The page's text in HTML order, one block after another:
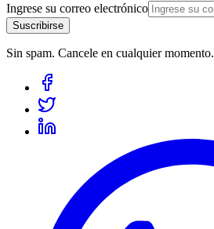
Ingrese su correo electrónico
Suscribirse
Sin spam. Cancele en cualquier momento.